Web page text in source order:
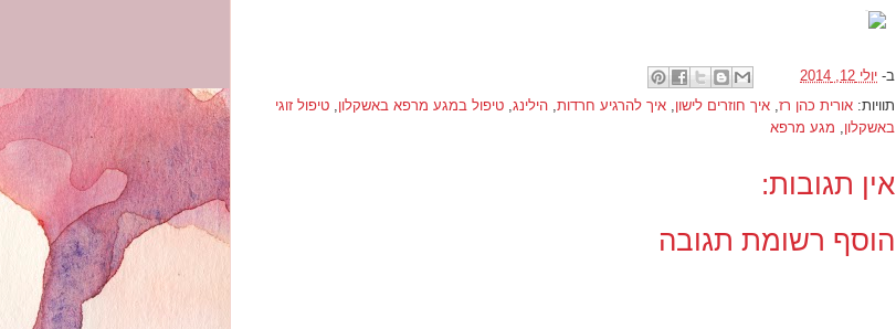
ב- יולי 12, 2014
תוויות: אורית כהן רז, איך חוזרים לישון, איך להרגיע חרדות, הילינג, טיפול במגע מרפא באשקלון, טיפול זוגי
באשקלון, מגע מרפא
אין תגובות:
הוסף רשומת תגובה